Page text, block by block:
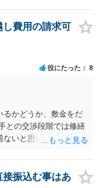
とが困難でも法テラス
をされることをおすす
し費用の請求可
役にたった 8
るかどうか、敷金をだ
との交渉段階では修繕
ないと思います。 少な
ともできます。修繕費
のが公平と考えます。
接振込む事はあ